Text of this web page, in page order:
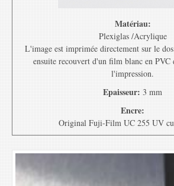
Matériau:
Plexiglas /Acrylique
L'image est imprimée directement sur le
ensuite recouvert d'un film blanc en PVC
l'impression.
Epaisseur: 3 mm
Encre:
Original Fuji-Film UC 255 UV